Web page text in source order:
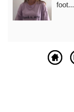
foot...